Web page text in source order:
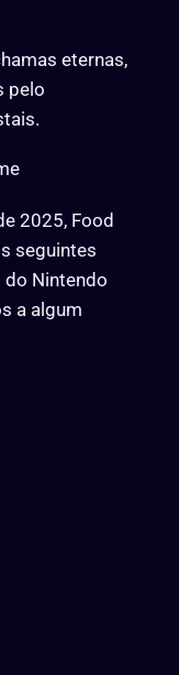
eternas,
pelo
2025, Food
seguintes
do Nintendo
a algum